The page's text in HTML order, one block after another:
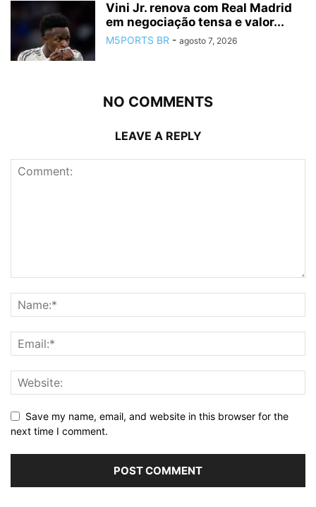
Vini Jr. renova com Real Madrid
em negociação tensa e valor...
M5PORTS BR - agosto 7, 2026
NO COMMENTS
LEAVE A REPLY
Save my name, email, and website in this browser for the
next time I comment.